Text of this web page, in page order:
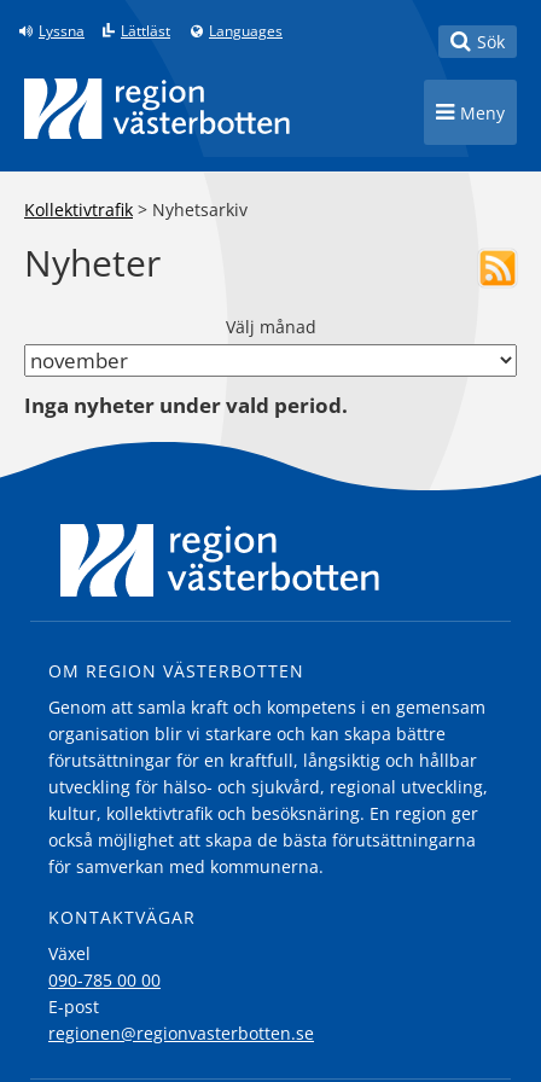
Till innehåll på sidan
Lyssna Lättläst Languages Toggle
Sök
Toggle
Meny
Kollektivtrafik > Nyhetsarkiv
Nyheter
Välj månad
Inga nyheter under vald period.
OM REGION VÄSTERBOTTEN
Genom att samla kraft och kompetens i en gemensam
organisation blir vi starkare och kan skapa bättre
förutsättningar för en kraftfull, långsiktig och hållbar
utveckling för hälso- och sjukvård, regional utveckling,
kultur, kollektivtrafik och besöksnäring. En region ger
också möjlighet att skapa de bästa förutsättningarna
för samverkan med kommunerna.
KONTAKTVÄGAR
Växel
090-785 00 00
E-post
regionen@regionvasterbotten.se